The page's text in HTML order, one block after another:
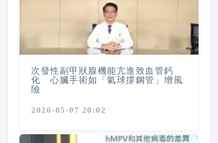
次發性副甲狀腺機能亢進致血管鈣
化 心臟手術如「氣球撐鋼管」增風
險
2026-05-07 20:02